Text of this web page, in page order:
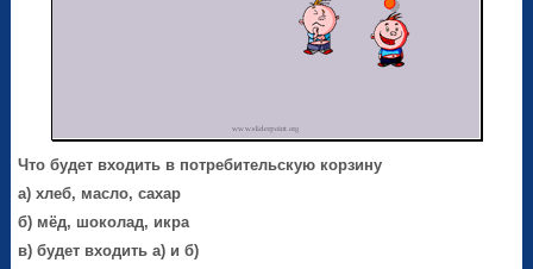
Что будет входить в потребительскую корзину
а) хлеб, масло, сахар
б) мёд, шоколад, икра
в) будет входить а) и б)